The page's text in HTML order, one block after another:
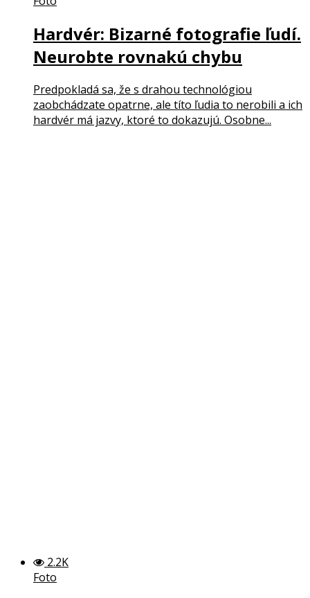
Hardvér: Bizarné fotografie ľudí.
Neurobte rovnakú chybu
Predpokladá sa, že s drahou technológiou
zaobchádzate opatrne, ale títo ľudia to nerobili a ich
hardvér má jazvy, ktoré to dokazujú. Osobne...
2.2K
Foto